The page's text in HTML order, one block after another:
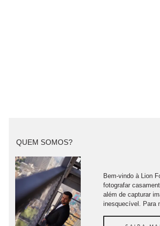
QUEM SOMOS?
Bem-vindo à Lion
fotografar
além de capturar
inesquecível. Para